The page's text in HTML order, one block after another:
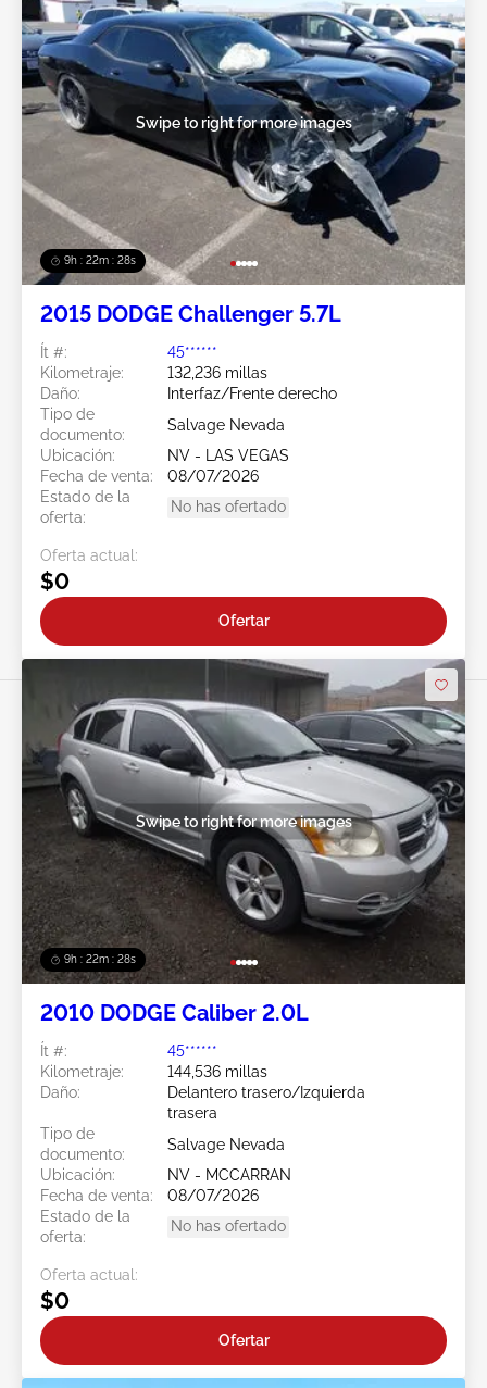
9h : 22m : 25s
Swipe to right for more images
2015 DODGE Challenger 5.7L
Ít #:
45******
Kilometraje:
132,236 millas
Daño:
Interfaz/Frente derecho
Tipo de
documento:
Salvage Nevada
Ubicación:
NV - LAS VEGAS
Fecha de venta:
08/07/2026
Estado de la
oferta:
No has ofertado
Oferta actual:
$0
Ofertar
9h : 22m : 25s
Swipe to right for more images
2010 DODGE Caliber 2.0L
Ít #:
45******
Kilometraje:
144,536 millas
Daño:
Delantero trasero/Izquierda
trasera
Tipo de
documento:
Salvage Nevada
Ubicación:
NV - MCCARRAN
Fecha de venta:
08/07/2026
Estado de la
oferta:
No has ofertado
Oferta actual:
$0
Ofertar